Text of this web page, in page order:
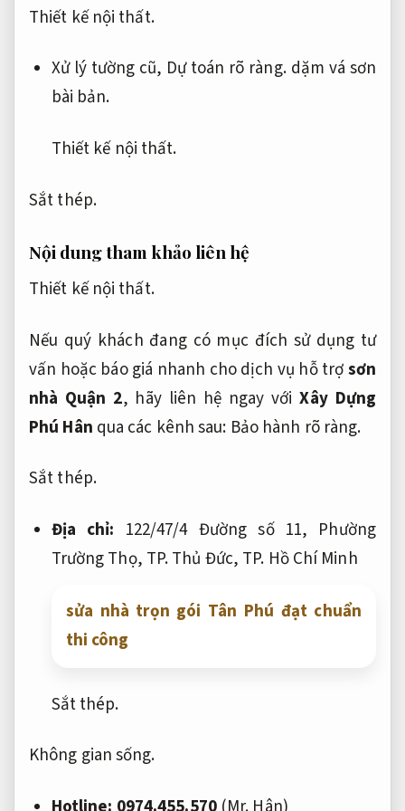
Thiết kế nội thất.
Xử lý tường cũ, Dự toán rõ ràng.dặm vá sơn
bài bản.
Thiết kế nội thất.
Sắt thép.
Nội dung tham khảo liên hệ
Thiết kế nội thất.
Nếu quý khách đang có mục đích sử dụng tư
vấn hoặc báo giá nhanh cho dịch vụ hỗ trợsơn
nhà Quận 2, hãy liên hệ ngay vớiXây Dựng
Phú Hân qua các kênh sau: Bảo hành rõ ràng.
Sắt thép.
Địa chỉ: 122/47/4 Đường số 11, Phường
Trường Thọ, TP. Thủ Đức, TP. Hồ Chí Minh
sửa nhà trọn gói Tân Phú đạt chuẩn
thi công
Sắt thép.
Không gian sống.